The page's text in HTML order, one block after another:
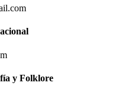
y Folklore